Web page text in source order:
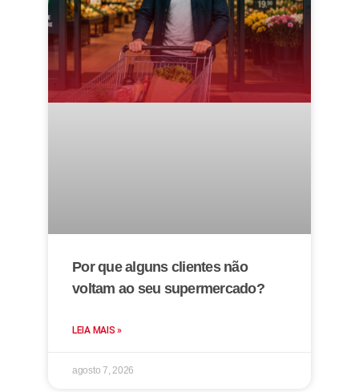
Por que alguns clientes não
voltam ao seu supermercado?
LEIA MAIS »
agosto 7, 2026